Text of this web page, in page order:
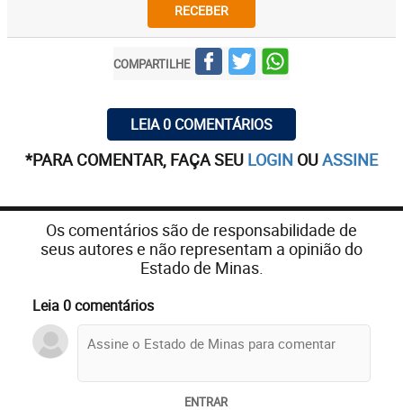
RECEBER
COMPARTILHE
LEIA 0 COMENTÁRIOS
*PARA COMENTAR, FAÇA SEU LOGIN OUASSINE
Os comentários são de responsabilidade de
seus autores e não representam a opinião do
Estado de Minas.
Leia 0 comentários
ENTRAR